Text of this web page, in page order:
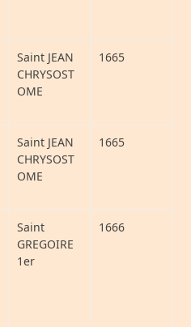
Saint JEAN
CHRYSOST
OME
1665
Saint JEAN
CHRYSOST
OME
1665
Saint
GREGOIRE
1er
1666